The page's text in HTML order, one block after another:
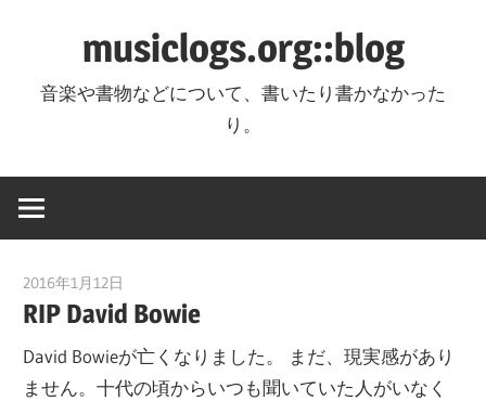
へ
キ
musiclogs.org::blog
音楽や書物などについて、書いたり書かなかった
り。
2016年1月12日
RIP David Bowie
David Bowieが亡くなりました。 まだ、現実感があり
ません。十代の頃からいつも聞いていた人がいなく